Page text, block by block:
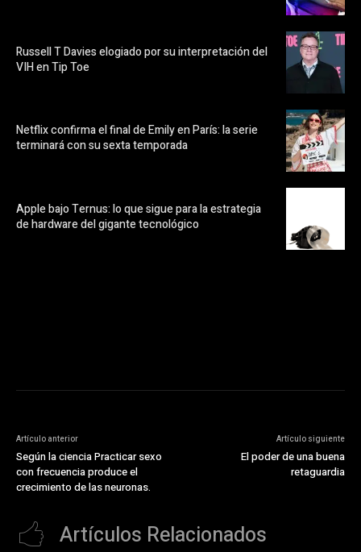
Russell T Davies elogiado por su interpretación del
VIH en Tip Toe
Netflix confirma el final de Emily en París: la serie
terminará con su sexta temporada
Apple bajo Ternus: lo que sigue para la estrategia
de hardware del gigante tecnológico
Artículo anterior
Según la ciencia Practicar sexo
con frecuencia produce el
crecimiento de las neuronas.
Artículo siguiente
El poder de una buena
retaguardia
Artículos Relacionados